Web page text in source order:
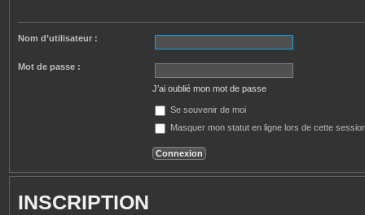
Nom d’utilisateur :
Mot de passe :
J’ai oublié mon mot de passe
Se souvenir de moi
Masquer mon statut en ligne lors de cette
INSCRIPTION